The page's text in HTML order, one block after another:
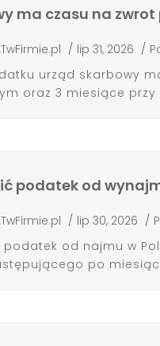
ma czasu na
/ lip 31, 2026 /
urząd skarbowy
oraz 3 miesiące
podatek od
/ lip 30, 2026 /
podatek od najmu w
po